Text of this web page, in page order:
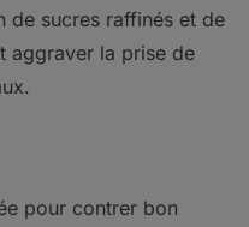
de sucres raffinés et de
aggraver la prise de
pour contrer bon